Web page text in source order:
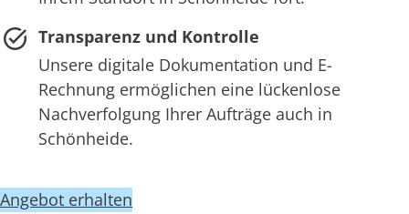
Transparenz und Kontrolle
Unsere digitale Dokumentation und E-
Rechnung ermöglichen eine lückenlose
Nachverfolgung Ihrer Aufträge auch in
Schönheide.
Angebot erhalten